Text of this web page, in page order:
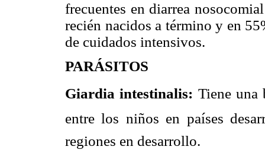
frecuentes en diarrea
recién nacidos a término y en
de cuidados intensivos.
PARÁSITOS
Giardia intestinalis: Tiene una
entre los niños en países
regiones en desarrollo.